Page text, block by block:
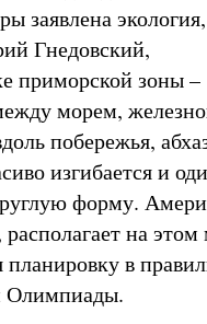
заявлена
Гнедовский,
приморской зоны –
морем,
побережья,
изгибается и
форму.
на
в
Олимпиады.